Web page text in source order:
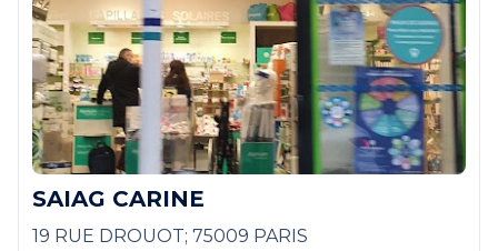
SAIAG CARINE
19 RUE DROUOT; 75009 PARIS